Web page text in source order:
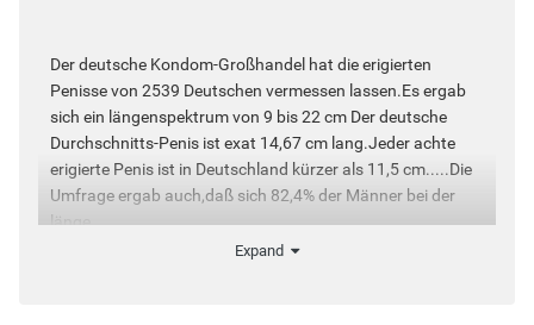
Der deutsche Kondom-Großhandel hat die erigierten
Penisse von 2539 Deutschen vermessen lassen.Es ergab
sich ein längenspektrum von 9 bis 22 cm Der deutsche
Durchschnitts-Penis ist exat 14,67 cm lang.Jeder achte
erigierte Penis ist in Deutschland kürzer als 11,5 cm.....Die
Umfrage ergab auch,daß sich 82,4% der Männer bei der
länge
ihres besten Stückes verschätzen,ein Drittel kauft zu lange
Expand